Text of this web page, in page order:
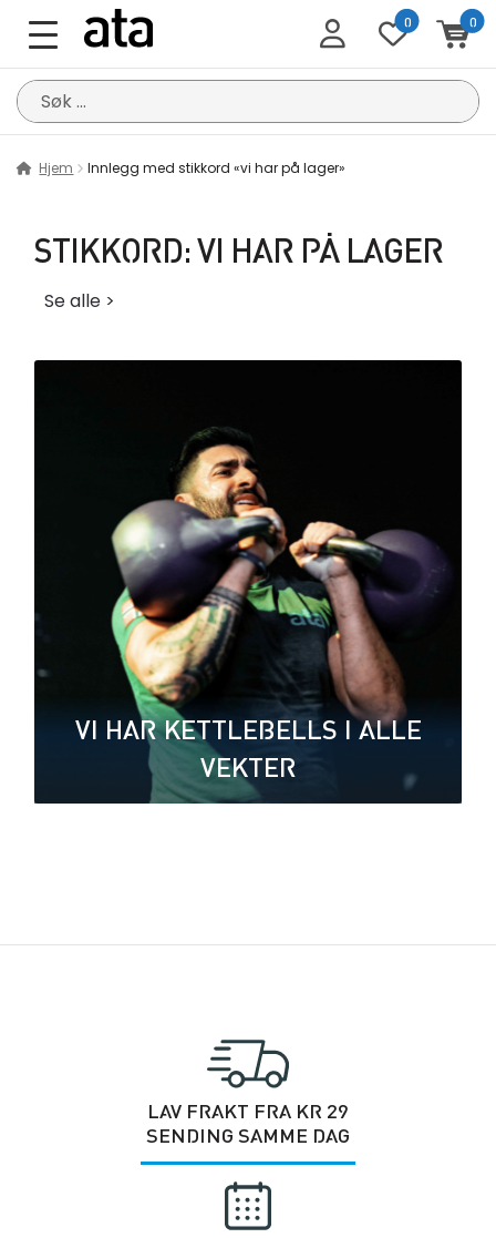
0 0
Søk
etter:
Hjem Innlegg med stikkord «vi har på lager»
STIKKORD:VI HAR PÅ LAGER
Se alle >
VI HAR KETTLEBELLS I ALLE
VEKTER
LAV FRAKT FRA KR 29
SENDING SAMME DAG